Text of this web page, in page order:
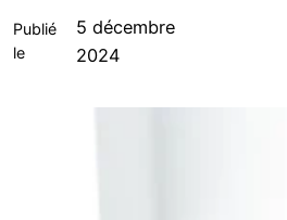
Publié
le
5 décembre
2024